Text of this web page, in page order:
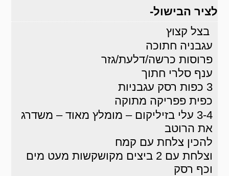
לציר הבישול-
בצל קצוץ
עגבניה חתוכה
פרוסות כרשה/דלעת/גזר
ענף סלרי חתוך
3 כפות רסק עגבניות
כפית פפריקה מתוקה
3-4 עלי בזיליקום – מומלץ מאוד – משדרג
את הרוטב
להכין צלחת עם קמח
וצלחת עם 2 ביצים מקושקשות מעט מים
וכף רסק